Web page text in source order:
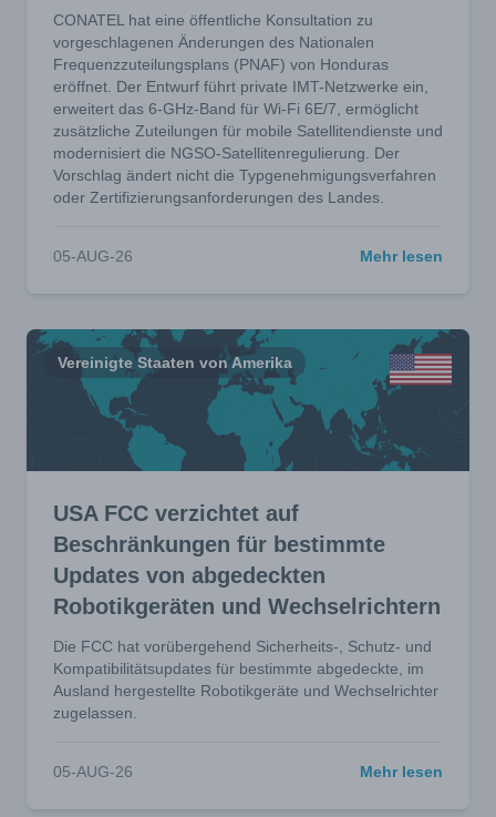
CONATEL hat eine öffentliche Konsultation zu
vorgeschlagenen Änderungen des Nationalen
Frequenzzuteilungsplans (PNAF) von Honduras
eröffnet. Der Entwurf führt private IMT-Netzwerke ein,
erweitert das 6-GHz-Band für Wi-Fi 6E/7, ermöglicht
zusätzliche Zuteilungen für mobile Satellitendienste und
modernisiert die NGSO-Satellitenregulierung. Der
Vorschlag ändert nicht die Typgenehmigungsverfahren
oder Zertifizierungsanforderungen des Landes.
05-AUG-26 Mehr lesen
Vereinigte Staaten von Amerika
USA FCC verzichtet auf
Beschränkungen für bestimmte
Updates von abgedeckten
Robotikgeräten und Wechselrichtern
Die FCC hat vorübergehend Sicherheits-, Schutz- und
Kompatibilitätsupdates für bestimmte abgedeckte, im
Ausland hergestellte Robotikgeräte und Wechselrichter
zugelassen.
05-AUG-26 Mehr lesen